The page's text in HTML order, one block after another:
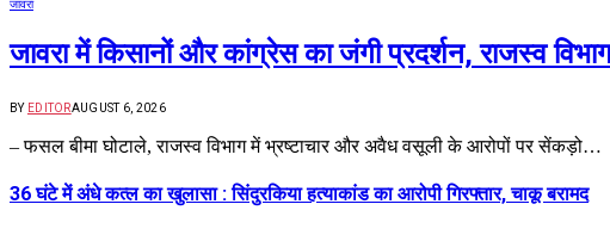
जावरा
जावरा में किसानों और कांग्रेस का जंगी प्रदर्शन, राजस्व
BY EDITORAUGUST 6, 2026
– फसल बीमा घोटाले, राजस्व विभाग में भ्रष्टाचार और अवैध वसूली के आरोपों पर सेंकड़ो…
36 घंटे में अंधे कत्ल का खुलासा : सिंदुरकिया हत्याकांड का आरोपी गिरफ्तार, चाकू बरामद